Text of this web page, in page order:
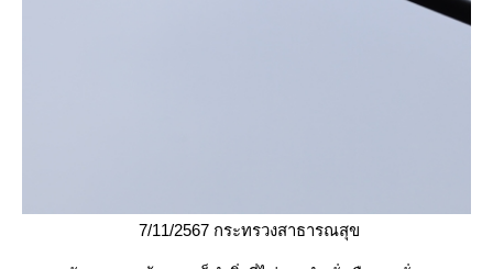
7/11/2567 กระทรวงสาธารณสุข